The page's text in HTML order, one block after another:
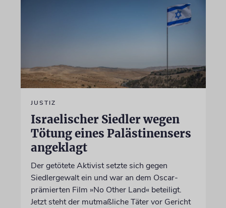
JUSTIZ
Israelischer Siedler wegen
Tötung eines Palästinensers
angeklagt
Der getötete Aktivist setzte sich gegen
Siedlergewalt ein und war an dem Oscar-
prämierten Film »No Other Land« beteiligt.
Jetzt steht der mutmaßliche Täter vor Gericht